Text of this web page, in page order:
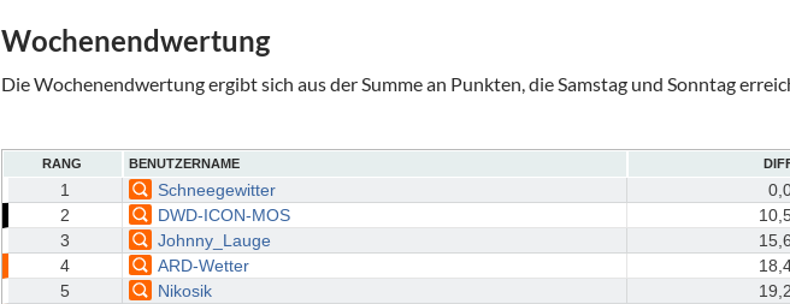
Wochenendwertung
Die Wochenendwertung ergibt sich aus der Summe an Punkten, die Samstag und Sonntag
RANG BENUTZERNAME
1 Schneegewitter
2
DWD-ICON-MOS
3
Johnny_Lauge 15,6
4
ARD-Wetter
5
Nikosik 19,2